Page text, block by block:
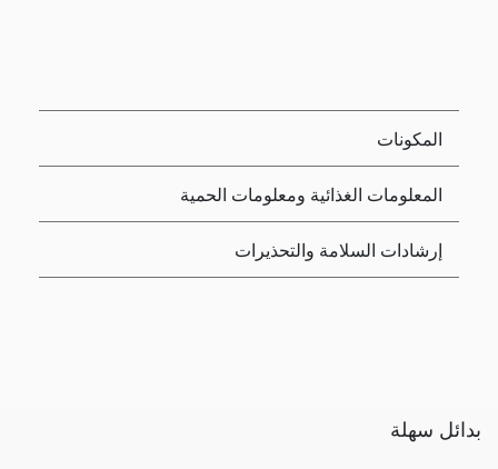
المكونات
المعلومات الغذائية ومعلومات الحمية
إرشادات السلامة والتحذيرات
بدائل سهلة